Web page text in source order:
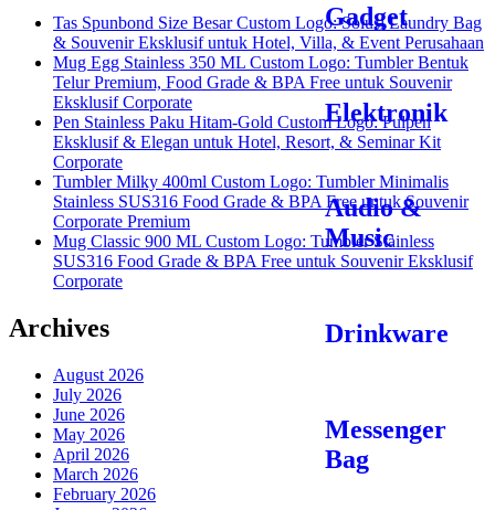
Gadget
Elektronik
Audio &
Music
Drinkware
Messenger
Bag
Tas Spunbond Size Besar Custom Logo: Solusi Laundry Bag
& Souvenir Eksklusif untuk Hotel, Villa, & Event Perusahaan
Mug Egg Stainless 350 ML Custom Logo: Tumbler Bentuk
Telur Premium, Food Grade & BPA Free untuk Souvenir
Eksklusif Corporate
Pen Stainless Paku Hitam-Gold Custom Logo: Pulpen
Eksklusif & Elegan untuk Hotel, Resort, & Seminar Kit
Corporate
Tumbler Milky 400ml Custom Logo: Tumbler Minimalis
Stainless SUS316 Food Grade & BPA Free untuk Souvenir
Corporate Premium
Mug Classic 900 ML Custom Logo: Tumbler Stainless
SUS316 Food Grade & BPA Free untuk Souvenir Eksklusif
Corporate
Archives
August 2026
July 2026
June 2026
May 2026
April 2026
March 2026
February 2026